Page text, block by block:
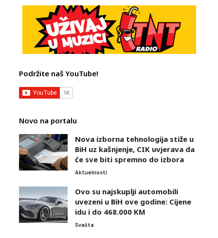
Podržite naš YouTube!
Novo na portalu
Nova izborna tehnologija stiže u
BiH uz kašnjenje, CIK uvjerava da
će sve biti spremno do izbora
Aktuelnosti
Ovo su najskuplji automobili
uvezeni u BiH ove godine: Cijene
idu i do 468.000 KM
Svašta